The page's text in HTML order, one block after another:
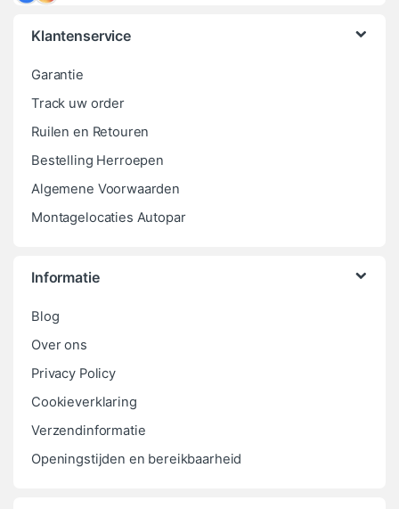
Klantenservice
Garantie
Track uw order
Ruilen en Retouren
Bestelling Herroepen
Algemene Voorwaarden
Montagelocaties Autopar
Informatie
Blog
Over ons
Privacy Policy
Cookieverklaring
Verzendinformatie
Openingstijden en bereikbaarheid